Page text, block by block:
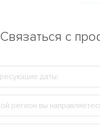
Связаться с